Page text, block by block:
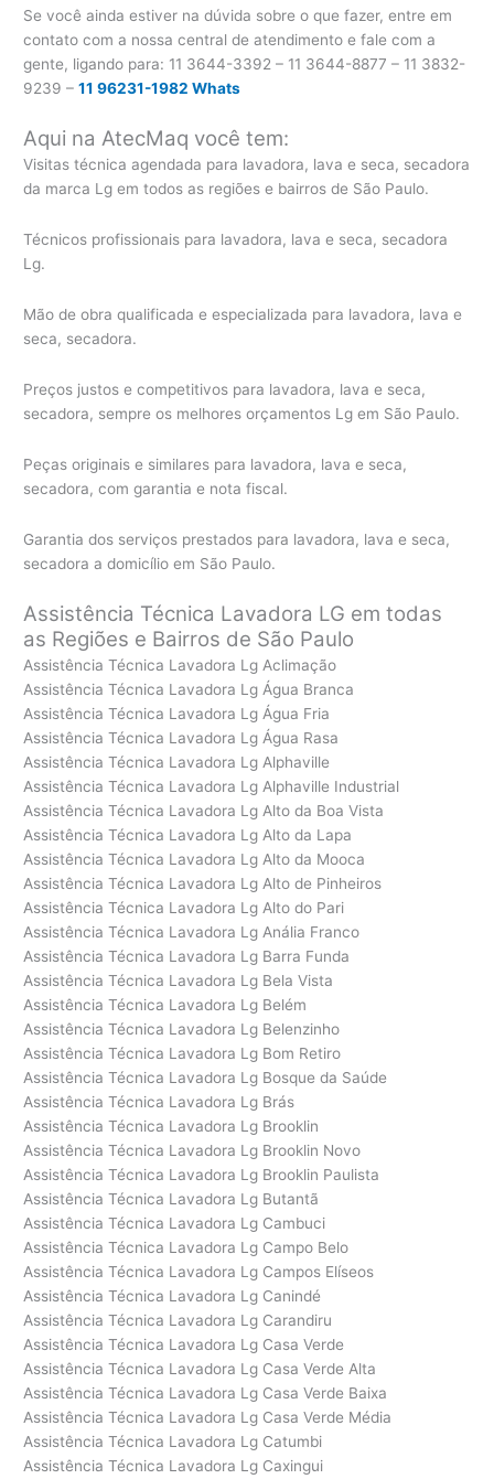
Se você ainda estiver na dúvida sobre o que fazer, entre em
contato com a nossa central de atendimento e fale com a
gente, ligando para: 11 3644-3392 – 11 3644-8877 – 11 3832-
9239 –11 96231-1982 Whats
Aqui na AtecMaq você tem:
Visitas técnica agendada para lavadora, lava e seca, secadora
da marca Lg em todos as regiões e bairros de São Paulo.
Técnicos profissionais para lavadora, lava e seca, secadora
Lg.
Mão de obra qualificada e especializada para lavadora, lava e
seca, secadora.
Preços justos e competitivos para lavadora, lava e seca,
secadora, sempre os melhores orçamentos Lg em São Paulo.
Peças originais e similares para lavadora, lava e seca,
secadora, com garantia e nota fiscal.
Garantia dos serviços prestados para lavadora, lava e seca,
secadora a domicílio em São Paulo.
Assistência Técnica Lavadora LG em todas
as Regiões e Bairros de São Paulo
Assistência Técnica Lavadora Lg Aclimação
Assistência Técnica Lavadora Lg Água Branca
Assistência Técnica Lavadora Lg Água Fria
Assistência Técnica Lavadora Lg Água Rasa
Assistência Técnica Lavadora Lg Alphaville
Assistência Técnica Lavadora Lg Alphaville Industrial
Assistência Técnica Lavadora Lg Alto da Boa Vista
Assistência Técnica Lavadora Lg Alto da Lapa
Assistência Técnica Lavadora Lg Alto da Mooca
Assistência Técnica Lavadora Lg Alto de Pinheiros
Assistência Técnica Lavadora Lg Alto do Pari
Assistência Técnica Lavadora Lg Anália Franco
Assistência Técnica Lavadora Lg Barra Funda
Assistência Técnica Lavadora Lg Bela Vista
Assistência Técnica Lavadora Lg Belém
Assistência Técnica Lavadora Lg Belenzinho
Assistência Técnica Lavadora Lg Bom Retiro
Assistência Técnica Lavadora Lg Bosque da Saúde
Assistência Técnica Lavadora Lg Brás
Assistência Técnica Lavadora Lg Brooklin
Assistência Técnica Lavadora Lg Brooklin Novo
Assistência Técnica Lavadora Lg Brooklin Paulista
Assistência Técnica Lavadora Lg Butantã
Assistência Técnica Lavadora Lg Cambuci
Assistência Técnica Lavadora Lg Campo Belo
Assistência Técnica Lavadora Lg Campos Elíseos
Assistência Técnica Lavadora Lg Canindé
Assistência Técnica Lavadora Lg Carandiru
Assistência Técnica Lavadora Lg Casa Verde
Assistência Técnica Lavadora Lg Casa Verde Alta
Assistência Técnica Lavadora Lg Casa Verde Baixa
Assistência Técnica Lavadora Lg Casa Verde Média
Assistência Técnica Lavadora Lg Catumbi
Assistência Técnica Lavadora Lg Caxingui